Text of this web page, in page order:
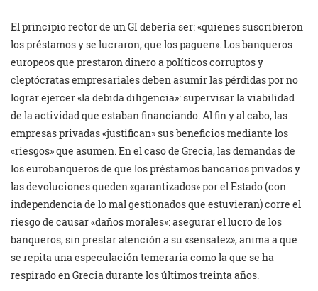
El principio rector de un GI debería ser: «quienes suscribieron
los préstamos y se lucraron, que los paguen». Los banqueros
europeos que prestaron dinero a políticos corruptos y
cleptócratas empresariales deben asumir las pérdidas por no
lograr ejercer «la debida diligencia»: supervisar la viabilidad
de la actividad que estaban financiando. Al fin y al cabo, las
empresas privadas «justifican» sus beneficios mediante los
«riesgos» que asumen. En el caso de Grecia, las demandas de
los eurobanqueros de que los préstamos bancarios privados y
las devoluciones queden «garantizados» por el Estado (con
independencia de lo mal gestionados que estuvieran) corre el
riesgo de causar «daños morales»: asegurar el lucro de los
banqueros, sin prestar atención a su «sensatez», anima a que
se repita una especulación temeraria como la que se ha
respirado en Grecia durante los últimos treinta años.